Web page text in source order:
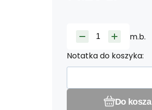
m.b.
Notatka do koszyka:
Do kosza